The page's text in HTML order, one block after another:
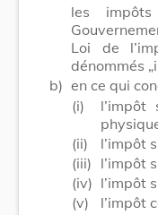
les
Loi de
dénommés
b) en ce qui
(i)
l’impôt
(ii)
l’impôt
(iii) l’impôt
(iv) l’impôt
(v)
l’impôt